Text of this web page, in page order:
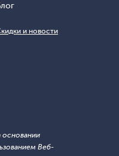
и новости
основании
Веб-